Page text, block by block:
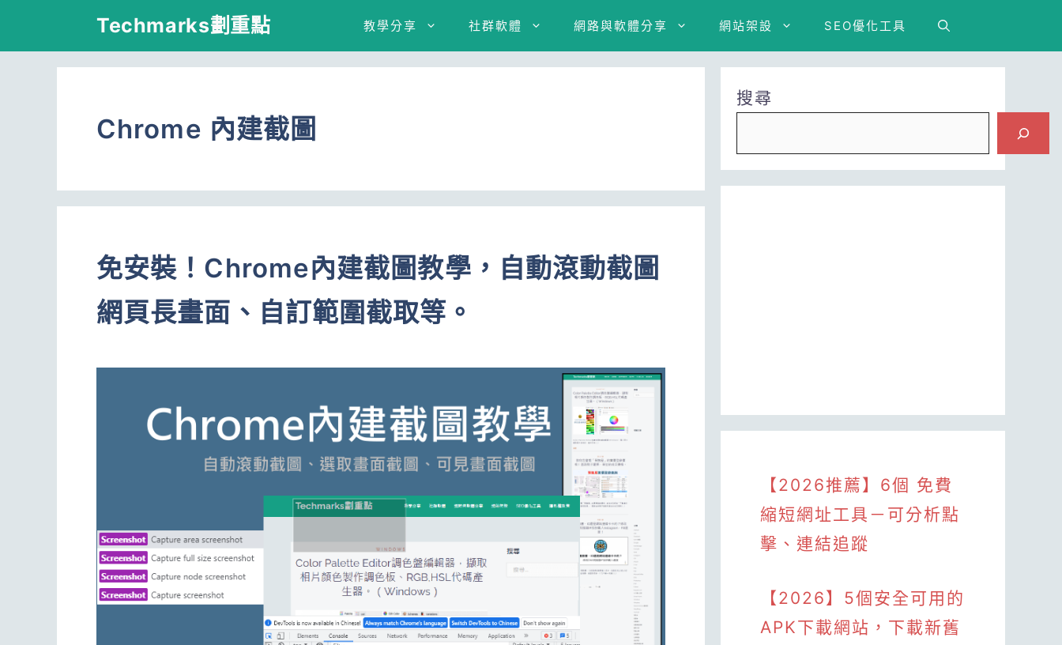
Techmarks劃重點 教學分享 社群軟體 網路與軟體分享 網站架設 SEO優化工具
Chrome 內建截圖
免安裝！Chrome內建截圖教學，自動滾動截圖
網頁長畫面、自訂範圍截取等。
搜尋
【2026推薦】6個 免費
縮短網址工具－可分析點
擊、連結追蹤
【2026】5個安全可用的
APK下載網站，下載新舊